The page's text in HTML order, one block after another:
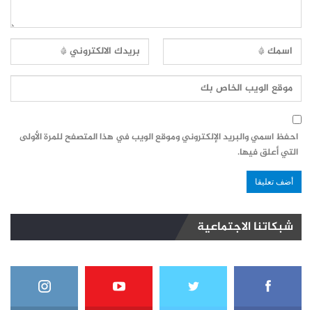
احفظ اسمي والبريد الإلكتروني وموقع الويب في هذا المتصفح للمرة الأولى
التي أعلق فيها.
شبكاتنا الاجتماعية